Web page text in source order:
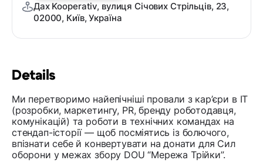
Details
Ми перетворимо найепічніші провали з кар’єри в ІТ
(розробки, маркетингу, PR, бренду роботодавця,
комунікацій) та роботи в технічних командах на
стендап-історії — щоб посміятись із болючого,
впізнати себе й конвертувати на донати для Сил
оборони у межах збору DOU “Мережа Трійки”.
Дах Kooperativ, вулиця Січових Стрільців, 23,
02000, Київ, Україна